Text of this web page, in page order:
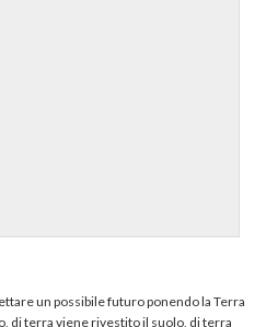
un possibile futuro ponendo la Terra
di terra viene rivestito il suolo, di terra